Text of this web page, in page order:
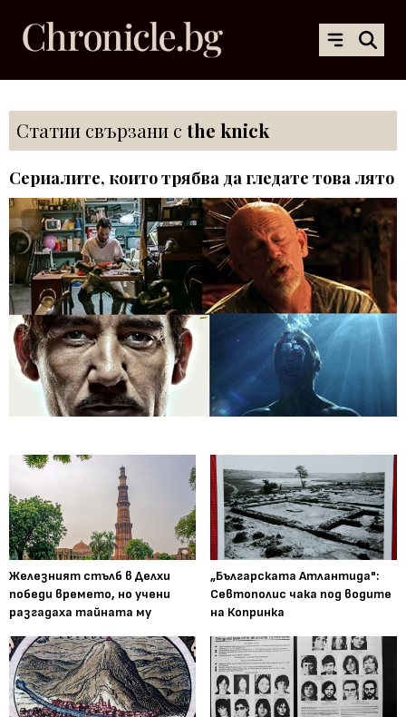
Статии свързани с the knick
Сериалите, които трябва да гледате това лято
Железният стълб в Делхи
победи времето, но учени
разгадаха тайната му
„Българската Атлантида":
Севтополис чака под водите
на Копринка